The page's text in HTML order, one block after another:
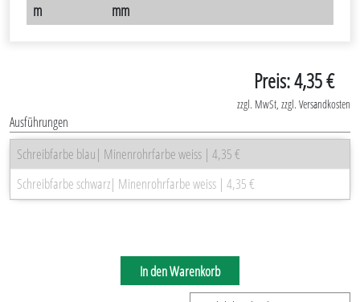
m
mm
Preis: 4,35 €
zzgl. MwSt, zzgl. Versandkosten
Ausführungen
Schreibfarbe blau| Minenrohrfarbe weiss | 4,35 €
Schreibfarbe schwarz| Minenrohrfarbe weiss | 4,35 €
In den Warenkorb